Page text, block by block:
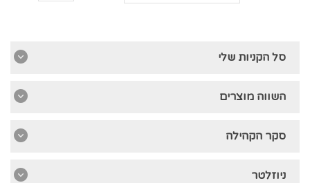
סל הקניות שלי
השווה מוצרים
סקר הקהילה
ניוזלטר